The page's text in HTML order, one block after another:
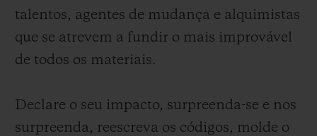
talentos, agentes de mudança e alquimistas
que se atrevem a fundir o mais improvável
de todos os materiais.
Declare o seu impacto, surpreenda-se e nos
surpreenda, reescreva os códigos, molde o